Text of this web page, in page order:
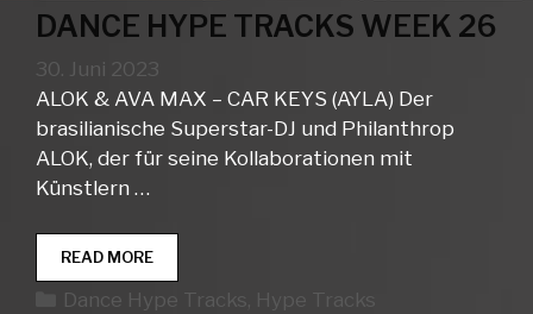
DANCE HYPE TRACKS WEEK 26
30. Juni 2023
ALOK & AVA MAX – CAR KEYS (AYLA) Der
brasilianische Superstar-DJ und Philanthrop
ALOK, der für seine Kollaborationen mit
Künstlern …
READ MOREDANCE
HYPE
TRACKS
Kategorien
Dance Hype Tracks, Hype Tracks